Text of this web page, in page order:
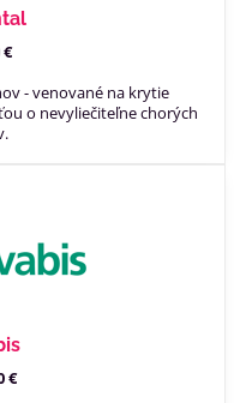
€
- venované na krytie
o nevyliečiteľne chorých
€